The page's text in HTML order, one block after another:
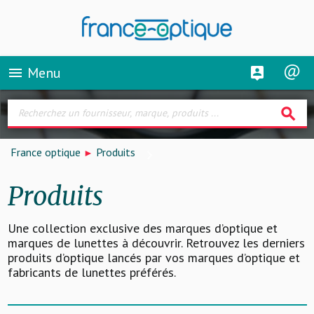
menu Menu
search
France optique Produits
Produits
Une collection exclusive des marques d’optique et
marques de lunettes à découvrir. Retrouvez les derniers
produits d’optique lancés par vos marques d’optique et
fabricants de lunettes préférés.